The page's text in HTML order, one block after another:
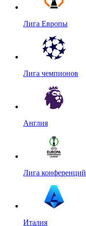
Лига Европы
Лига чемпионов
Англия
Лига конференций
Италия